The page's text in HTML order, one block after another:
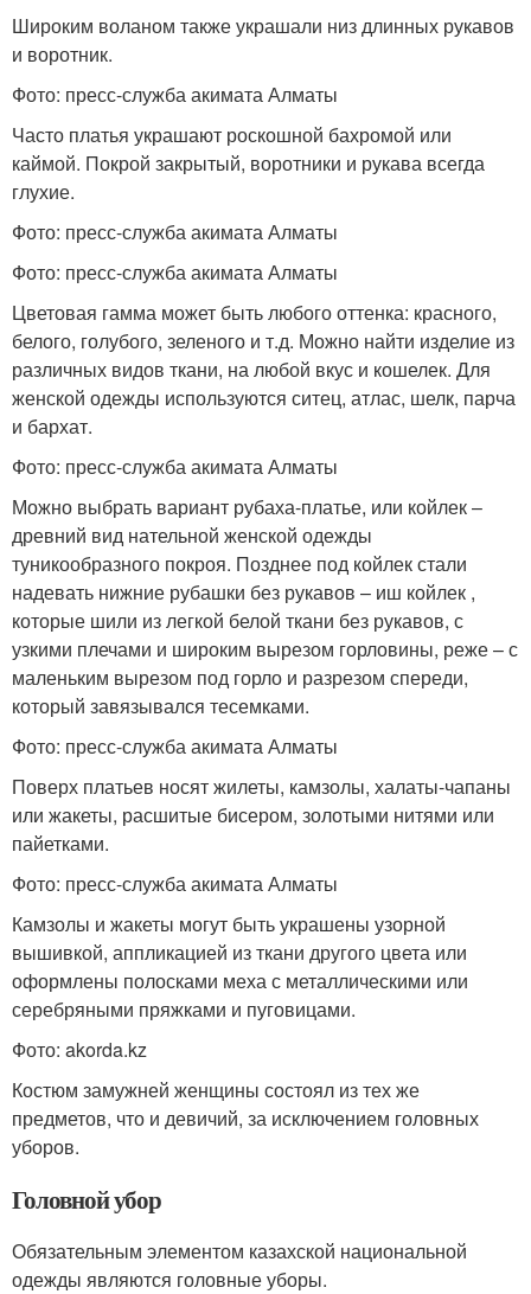
Широким воланом также украшали низ длинных рукавов
и воротник.
Фото: пресс-служба акимата Алматы
Часто платья украшают роскошной бахромой или
каймой. Покрой закрытый, воротники и рукава всегда
глухие.
Фото: пресс-служба акимата Алматы
Фото: пресс-служба акимата Алматы
Цветовая гамма может быть любого оттенка: красного,
белого, голубого, зеленого и т.д. Можно найти изделие из
различных видов ткани, на любой вкус и кошелек. Для
женской одежды используются ситец, атлас, шелк, парча
и бархат.
Фото: пресс-служба акимата Алматы
Можно выбрать вариант рубаха-платье, или койлек –
древний вид нательной женской одежды
туникообразного покроя. Позднее под койлек стали
надевать нижние рубашки без рукавов – иш койлек ,
которые шили из легкой белой ткани без рукавов, с
узкими плечами и широким вырезом горловины, реже – с
маленьким вырезом под горло и разрезом спереди,
который завязывался тесемками.
Фото: пресс-служба акимата Алматы
Поверх платьев носят жилеты, камзолы, халаты-чапаны
или жакеты, расшитые бисером, золотыми нитями или
пайетками.
Фото: пресс-служба акимата Алматы
Камзолы и жакеты могут быть украшены узорной
вышивкой, аппликацией из ткани другого цвета или
оформлены полосками меха с металлическими или
серебряными пряжками и пуговицами.
Фото: akorda.kz
Костюм замужней женщины состоял из тех же
предметов, что и девичий, за исключением головных
уборов.
Головной убор
Обязательным элементом казахской национальной
одежды являются головные уборы.